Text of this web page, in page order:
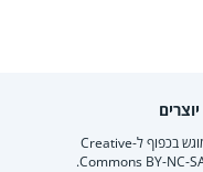
התוכן מוגש בכפוף ל-Creative
Commons BY-NC-